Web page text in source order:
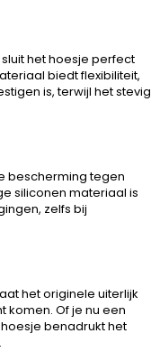
het hoesje perfect
biedt flexibiliteit,
is, terwijl het stevig
bescherming tegen
siliconen materiaal is
zelfs bij
het originele uiterlijk
komen. Of je nu een
benadrukt het